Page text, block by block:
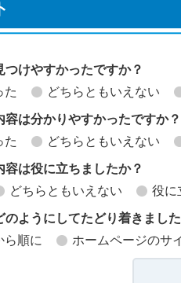
つけやすかったですか？
た
どちらともいえない
容は分かりやすかったですか？
た
どちらともいえない
容は役に立ちましたか？
どちらともいえない 役に
のようにしてたどり着きまし
ら順に
ホームページのサ